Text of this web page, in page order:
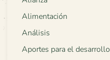
Alimentación
Análisis
Aportes para el desarrollo